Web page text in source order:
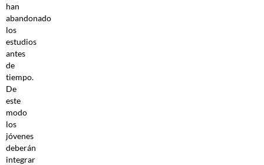
han
abandonado
los
estudios
antes
de
tiempo.
De
este
modo
los
jóvenes
deberán
integrar